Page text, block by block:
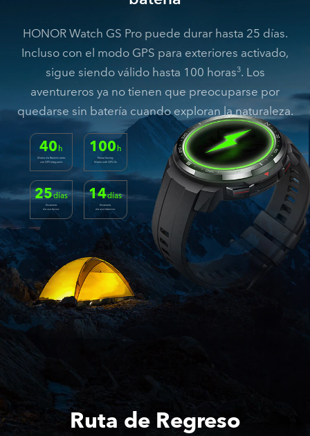
HONOR Watch GS Pro puede durar hasta 25 días.
Incluso con el modo GPS para exteriores activado,
sigue siendo válido hasta 100 horas3. Los
aventureros ya no tienen que preocuparse por
quedarse sin batería cuando exploran la naturaleza.
40h
Modo de Rendimiento
con GPS Integrado
100h
Power-Saving
Mode with GPS On
25días
Escenario
de uso típico
14días
Escenario
de uso intensivo
Ruta de Regreso